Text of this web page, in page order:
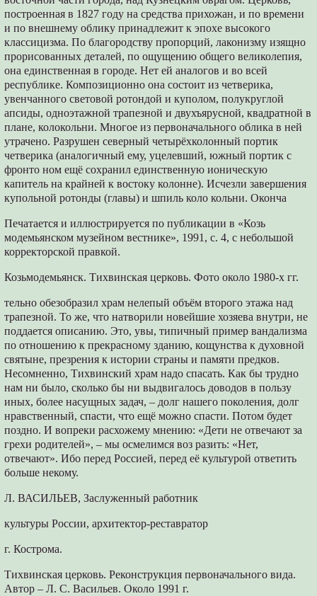
построенная в 1827 году на средства прихожан, и по времени
и по внешнему облику принадлежит к эпохе высокого
классицизма. По благородству пропорций, лаконизму изящно
прорисованных деталей, по ощущению общего великолепия,
она единственная в городе. Нет ей аналогов и во всей
республике. Композиционно она состоит из четверика,
увенчанного световой ротондой и куполом, полукруглой
апсиды, одноэтажной трапезной и двухъярусной, квадратной в
плане, колокольни. Многое из первоначального облика в ней
утрачено. Разрушен северный четырёхколонный портик
четверика (аналогичный ему, уцелевший, южный портик с
фронто ном ещё сохранил единственную ионическую
капитель на крайней к востоку колонне). Исчезли завершения
купольной ротонды (главы) и шпиль коло кольни. Оконча
Печатается и иллюстрируется по публикации в «Козь
модемьянском музейном вестнике», 1991, с. 4, с небольшой
корректорской правкой.
Козьмодемьянск. Тихвинская церковь. Фото около 1980-х гг.
тельно обезобразил храм нелепый объём второго этажа над
трапезной. То же, что натворили новейшие хозяева внутри, не
поддается описанию. Это, увы, типичный пример вандализма
по отношению к прекрасному зданию, кощунства к духовной
святыне, презрения к истории страны и памяти предков.
Несомненно, Тихвинский храм надо спасать. Как бы трудно
нам ни было, сколько бы ни выдвигалось доводов в пользу
иных, более насущных задач, – долг нашего поколения, долг
нравственный, спасти, что ещё можно спасти. Потом будет
поздно. И вопреки расхожему мнению: «Дети не отвечают за
грехи родителей», – мы осмелимся воз разить: «Нет,
отвечают». Ибо перед Россией, перед её культурой ответить
больше некому.
Л. ВАСИЛЬЕВ, Заслуженный работник
культуры России, архитектор-реставратор
г. Кострома.
Тихвинская церковь. Реконструкция первоначального вида.
Автор – Л. С. Васильев. Около 1991 г.